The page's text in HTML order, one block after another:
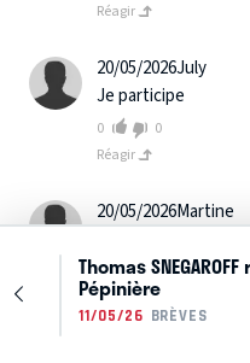
Réagir
20/05/2026July
Je participe
0
0
Réagir
20/05/2026Martine
0
0
Réagir
Thomas
Pépinière
11/05/26 BRÈVES